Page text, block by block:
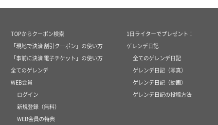
TOPからクーポン検索
「現地で決済 割引クーポン」の使い方
「事前に決済 電子チケット」の使い方
全てのゲレンデ
WEB会員
ログイン
新規登録（無料）
WEB会員の特典
1日ライターでプレゼント！
ゲレンデ日記
全てのゲレンデ日記
ゲレンデ日記（写真）
ゲレンデ日記（動画）
ゲレンデ日記の投稿方法